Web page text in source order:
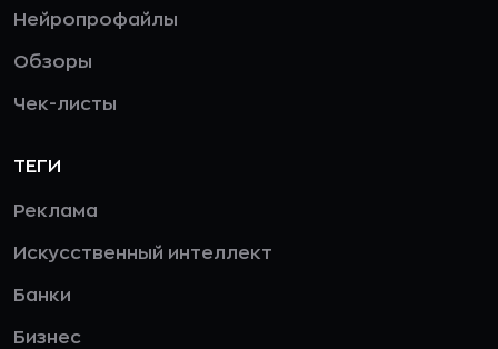
Нейропрофайлы
Обзоры
Чек-листы
ТЕГИ
Реклама
Искусственный интеллект
Банки
Бизнес